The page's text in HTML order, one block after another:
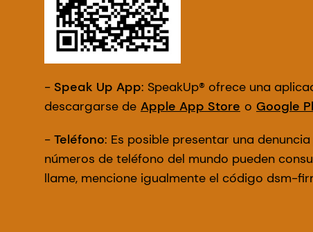
- Speak Up App: SpeakUp® ofrece una
descargarse de Apple App Store o Google
- Teléfono: Es posible presentar una
números de teléfono del mundo pueden
llame, mencione igualmente el código dsm-